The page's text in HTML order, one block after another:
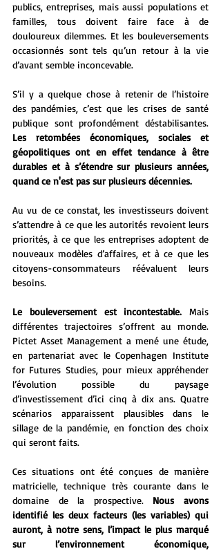
publics, entreprises, mais aussi populations et
familles, tous doivent faire face à de
douloureux dilemmes. Et les bouleversements
occasionnés sont tels qu’un retour à la vie
d’avant semble inconcevable.
S’il y a quelque chose à retenir de l’histoire
des pandémies, c’est que les crises de santé
Les retombées économiques, sociales et
géopolitiques ont en effet tendance à être
durables et à s’étendre sur plusieurs années,
quand ce n'est pas sur plusieurs décennies.
Au vu de ce constat, les investisseurs doivent
s’attendre à ce que les autorités revoient leurs
priorités, à ce que les entreprises adoptent de
nouveaux modèles d’affaires, et à ce que les
citoyens-consommateurs réévaluent leurs
besoins.
Le bouleversement est incontestable. Mais
différentes trajectoires s’offrent au monde.
Pictet Asset Management a mené une étude,
en partenariat avec le Copenhagen Institute
for Futures Studies, pour mieux appréhender
l’évolution possible du paysage
d’investissement d’ici cinq à dix ans. Quatre
scénarios apparaissent plausibles dans le
sillage de la pandémie, en fonction des choix
qui seront faits.
Ces situations ont été conçues de manière
matricielle, technique très courante dans le
domaine de la prospective. Nous avons
identifié les deux facteurs (les variables) qui
auront, à notre sens, l’impact le plus marqué
sur l’environnement économique,